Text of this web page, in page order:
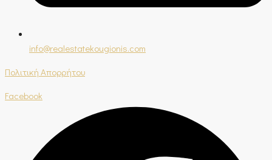
info@realestatekougionis.com
Πολιτική Απορρήτου
Facebook